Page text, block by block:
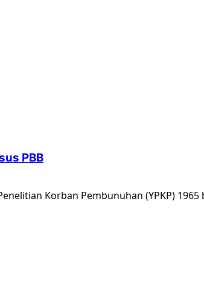
PBB
Korban Pembunuhan (YPKP) 1965